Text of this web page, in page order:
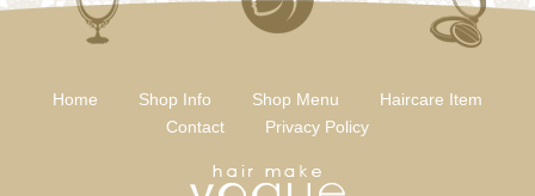
Home Shop Info Shop Menu
Haircare Item
Contact
Privacy Policy